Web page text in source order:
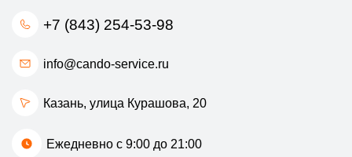
+7 (843) 254-53-98
info@cando-service.ru
Казань, улица Курашова, 20
Ежедневно с 9:00 до 21:00